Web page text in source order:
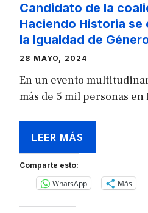
Candidato de la
Haciendo Historia
la Igualdad de
28 MAYO, 2024
En un evento
más de 5 mil personas
LEER MÁS
Comparte esto:
WhatsApp Más